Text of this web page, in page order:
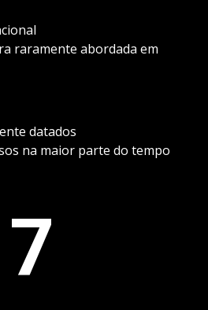
raramente abordada em
datados
na maior parte do tempo
7